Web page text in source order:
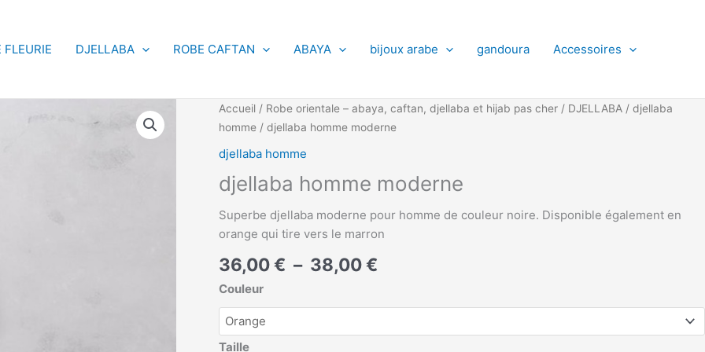
FLEURIE DJELLABA ROBE CAFTAN ABAYA bijoux arabe gandoura Accessoires
Accueil/ Robe orientale – abaya, caftan, djellaba et hijab pas cher/ DJELLABA/ djellaba
homme/ djellaba homme moderne
djellaba homme
djellaba homme moderne
Superbe djellaba moderne pour homme de couleur noire. Disponible également en
orange qui tire vers le marron
36,00€ – 38,00€
Plage
de
à
Couleur
Taille
quantité
de
djellaba
homme
moderne